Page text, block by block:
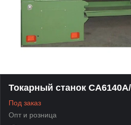
Токарный станок
Под заказ
Опт и розница